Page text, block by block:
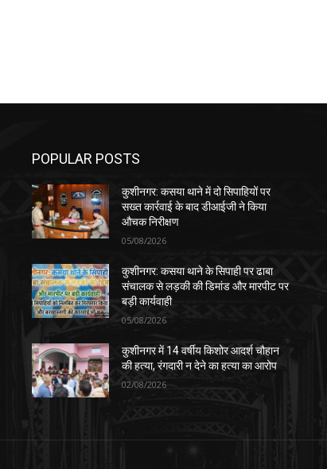
POPULAR POSTS
कुशीनगर: कसया थाने में दो सिपाहियों पर
सख्त कार्रवाई के बाद डीआईजी ने किया
औचक निरीक्षण
05/08/2026
कुशीनगर: कसया थाने के सिपाही पर ढाबा
संचालक से लड़की की डिमांड और मारपीट पर
बड़ी कार्यवाही
05/08/2026
कुशीनगर में 14 वर्षीय किशोर आदर्श चौहान
की हत्या, रंगदारी न देने का हत्या का आरोप
02/08/2026